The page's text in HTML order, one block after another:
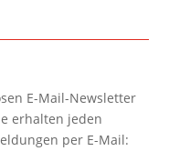
E-Mail-Newsletter
erhalten jeden
per E-Mail: